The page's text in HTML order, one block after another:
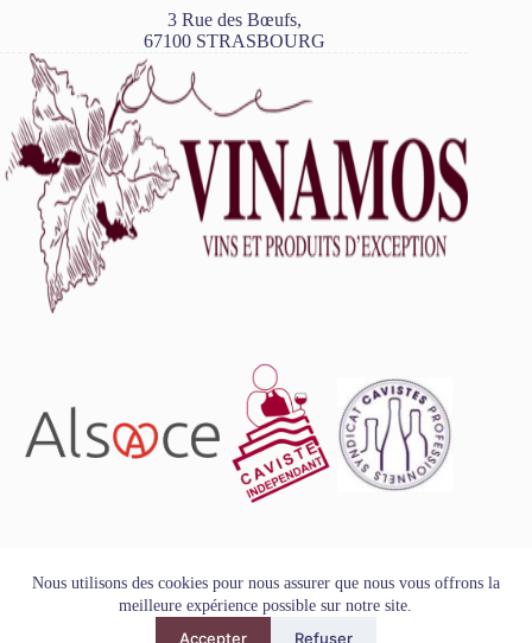
Nous utilisons des cookies pour nous assurer que nous vous offrons la
meilleure expérience possible sur notre site.
Accepter Refuser
3 Rue des Bœufs,
67100 STRASBOURG
avec modération.
Tous droits réservés - Copyright VINAMOS © 2026